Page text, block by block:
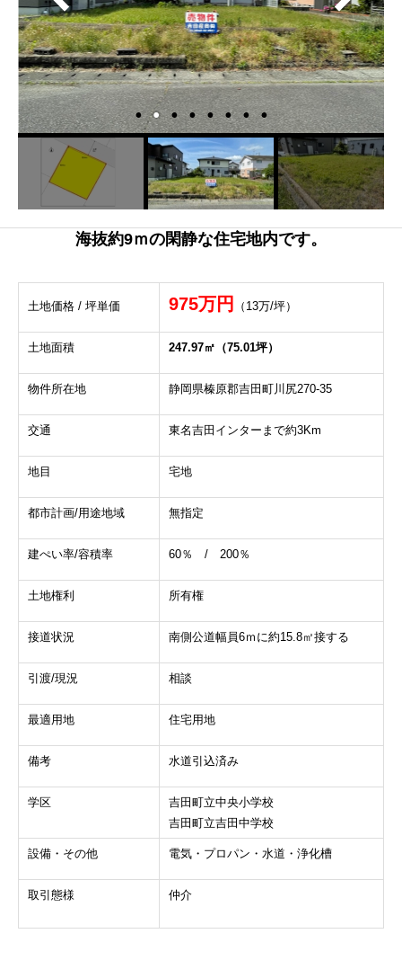
海抜約9ｍの閑静な住宅地内です。
土地価格 / 坪単価 975万円 （13万/坪）
土地面積 247.97㎡（75.01坪）
物件所在地 静岡県榛原郡吉田町川尻270-35
交通 東名吉田インターまで約3Km
地目 宅地
都市計画/用途地域 無指定
建ぺい率/容積率 60％ / 200％
土地権利 所有権
接道状況 南側公道幅員6ｍに約15.8㎡接する
引渡/現況 相談
最適用地 住宅用地
備考 水道引込済み
学区
吉田町立中央小学校
吉田町立吉田中学校
設備・その他 電気・プロパン・水道・浄化槽
取引態様 仲介